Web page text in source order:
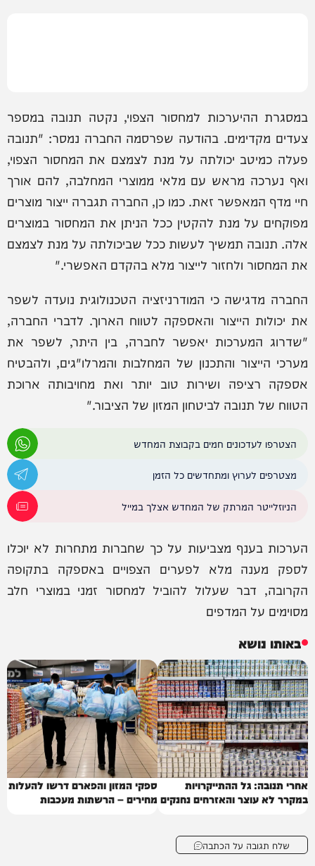
במסגרת ההיערכות למחסור הצפוי, נקטה תנובה במספר
צעדים מקדימים. בהודעה שפרסמה החברה נמסר: "תנובה
פעלה כמיטב יכולתה על מנת לצמצם את המחסור הצפוי,
ואף נערכה מראש עם מלאי ממוצרי המחלבה, להם אורך
חיי מדף המאפשר זאת. כמו כן, החברה תגברה ייצור מוצרים
מפוקחים על מנת להקטין ככל הניתן את המחסור במוצרים
אלה. תנובה תמשיך לעשות ככל שביכולתה על מנת לצמצם
את המחסור ולחזור לייצור מלא בהקדם האפשרי."
החברה מדגישה כי המודרניזציה הטכנולוגית נועדה לשפר
את יכולות הייצור והאספקה לטווח הארוך. לדברי החברה,
"שדרוג המערכות יאפשר לחברה, בין היתר, לשפר את
מערכי הייצור והתכנון של המחלבות והמרלו"גים, ולהבטיח
אספקה רציפה ושירות טוב יותר ואת מחויבותה ארוכת
הטווח של תנובה לביטחון המזון של הציבור."
הצטרפו לעדכונים חמים בקבוצת המחדש
מצטרפים לערוץ ומתחדשים כל הזמן
הניוזלייטר המרתק של המחדש אצלך במייל
הערכות בענף מצביעות על כך שחברות מתחרות לא יוכלו
לספק מענה מלא לפערים הצפויים באספקה בתקופה
הקרובה, דבר שעלול להוביל למחסור זמני במוצרי חלב
מסוימים על המדפים
באותו נושא
אחרי תנובה: גל ההתייקרויות
במקרר לא עוצר והאזרחים נחנקים
ספקי המזון והפארם דרשו להעלות
מחירים – הרשתות מעכבות
שלח תגובה על הכתבה